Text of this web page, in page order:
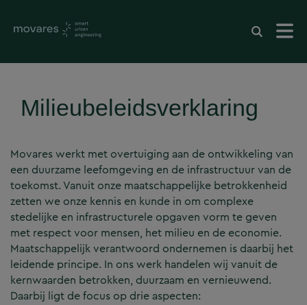
Milieubeleidsverklaring
Movares werkt met overtuiging aan de ontwikkeling van
een duurzame leefomgeving en de infrastructuur van de
toekomst. Vanuit onze maatschappelijke betrokkenheid
zetten we onze kennis en kunde in om complexe
stedelijke en infrastructurele opgaven vorm te geven
met respect voor mensen, het milieu en de economie.
Maatschappelijk verantwoord ondernemen is daarbij het
leidende principe. In ons werk handelen wij vanuit de
kernwaarden betrokken, duurzaam en vernieuwend.
Daarbij ligt de focus op drie aspecten: